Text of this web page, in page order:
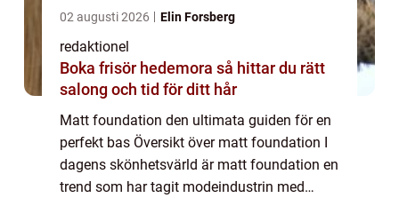
02 augusti 2026 Elin Forsberg
redaktionel
Boka frisör hedemora så hittar du rätt
salong och tid för ditt hår
Matt foundation den ultimata guiden för en
perfekt bas Översikt över matt foundation I
dagens skönhetsvärld är matt foundation en
trend som har tagit modeindustrin med